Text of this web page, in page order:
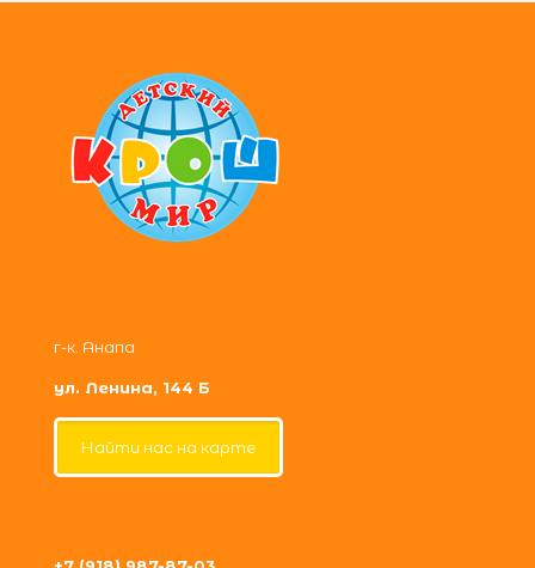
г-к. Анапа
ул. Ленина, 144 Б
Найти нас на карте